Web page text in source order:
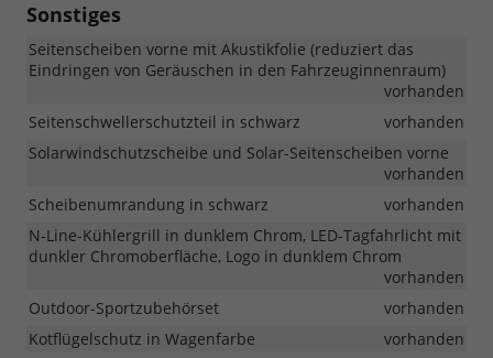
Sonstiges
Seitenscheiben vorne mit Akustikfolie (reduziert das
Eindringen von Geräuschen in den Fahrzeuginnenraum)
vorhanden
Seitenschwellerschutzteil in schwarz
vorhanden
Solarwindschutzscheibe und Solar-Seitenscheiben vorne
vorhanden
Scheibenumrandung in schwarz
vorhanden
N-Line-Kühlergrill in dunklem Chrom, LED-Tagfahrlicht mit
dunkler Chromoberfläche, Logo in dunklem Chrom
vorhanden
Outdoor-Sportzubehörset
vorhanden
Kotflügelschutz in Wagenfarbe
vorhanden